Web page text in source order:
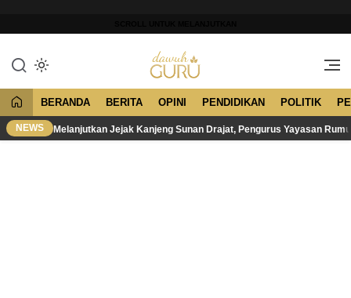
konten
Dawuh Guru
Merawat Tradisi, Membangun
BERANDA BERITA OPINI PENDIDIKAN POLITIK
NEWS Melanjutkan Jejak Kanjeng Sunan Drajat, Pengurus Yayasan